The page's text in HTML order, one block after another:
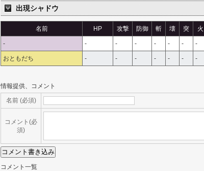
出現シャドウ
名前 HP 攻撃 防御 斬 壊 突 火
- - - - - - - -
おともだち - - - - - - -
情報提供、コメント
名前 (必須)
コメント(必
須)
コメント一覧